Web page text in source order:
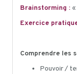
Brainstorming :
Exercice
Comprendre les
Pouvoir /